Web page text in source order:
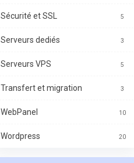
Sécurité et SSL 5
Serveurs dediés 3
Serveurs VPS 5
Transfert et migration 3
WebPanel 10
Wordpress 20